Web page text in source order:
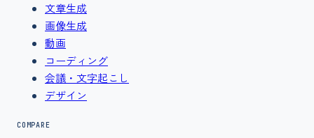
文章生成
画像生成
動画
コーディング
会議・文字起こし
デザイン
COMPARE